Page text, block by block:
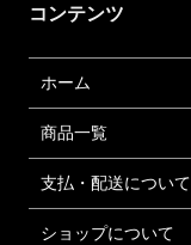
コンテンツ
ホーム
商品一覧
支払・配送について
ショップについて